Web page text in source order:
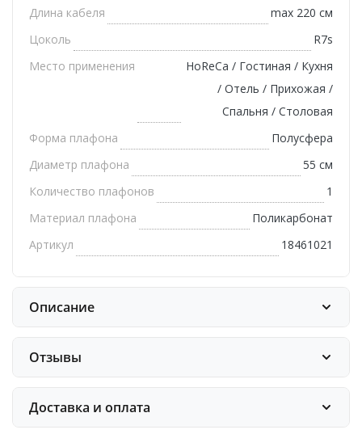
Длина кабеля
max 220 см
Цоколь
R7s
Место применения
HoReCa / Гостиная / Кухня
/ Отель / Прихожая /
Спальня / Столовая
Форма плафона
Полусфера
Диаметр плафона
55 см
Количество плафонов
1
Материал плафона
Поликарбонат
Артикул
18461021
Описание
Отзывы
Доставка и оплата